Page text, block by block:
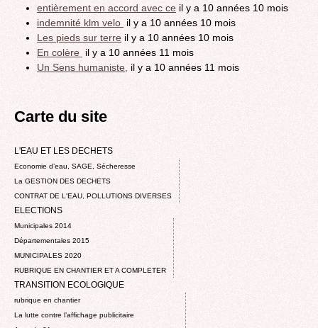
entièrement en accord avec ce il y a 10 années 10 mois
indemnité klm velo il y a 10 années 10 mois
Les pieds sur terre il y a 10 années 10 mois
En colère il y a 10 années 11 mois
Un Sens humaniste, il y a 10 années 11 mois
Carte du site
L'EAU ET LES DECHETS
Economie d’eau, SAGE, Sécheresse
La GESTION DES DECHETS
CONTRAT DE L'EAU, POLLUTIONS DIVERSES
ELECTIONS
Municipales 2014
Départementales 2015
MUNICIPALES 2020
RUBRIQUE EN CHANTIER ET A COMPLETER
TRANSITION ECOLOGIQUE
rubrique en chantier
La lutte contre l’affichage publicitaire